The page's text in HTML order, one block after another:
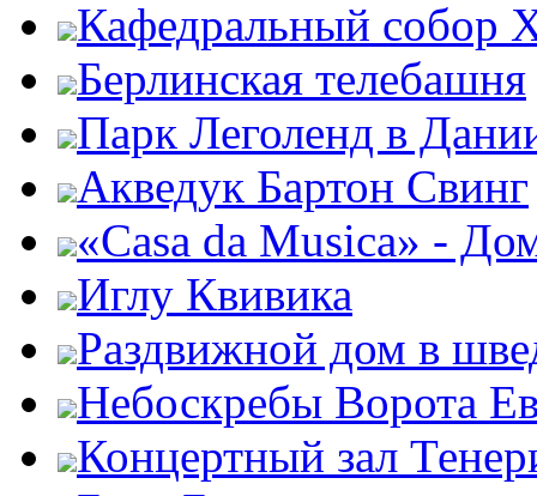
Кафедральный собор
Берлинская телебашня
Парк Леголенд в
Акведук Бартон Свинг
«Casa da Musica» -
Иглу Квивика
Раздвижной дом в
Небоскребы Ворота
Концертный зал